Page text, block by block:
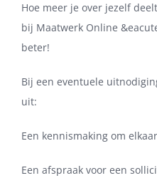
Hoe meer je over jezelf
bij Maatwerk Online
beter!
Bij een eventuele
uit:
Een kennismaking om
Een afspraak voor een